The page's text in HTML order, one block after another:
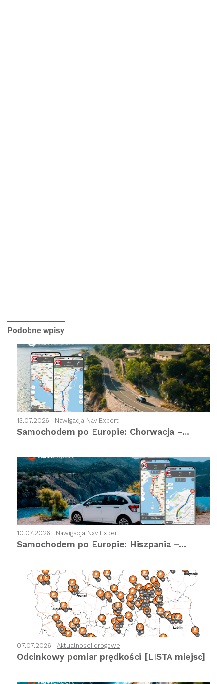
Podobne wpisy
13.07.2026 | Nawigacja NaviExpert
Samochodem po Europie: Chorwacja –...
10.07.2026 | Nawigacja NaviExpert
Samochodem po Europie: Hiszpania –...
07.07.2026 | Aktualności drogowe
Odcinkowy pomiar prędkości [LISTA miejsc]